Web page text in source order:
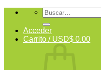
Skip
content
Buscar
por:
Acceder
Carrito / USD$ 0.00